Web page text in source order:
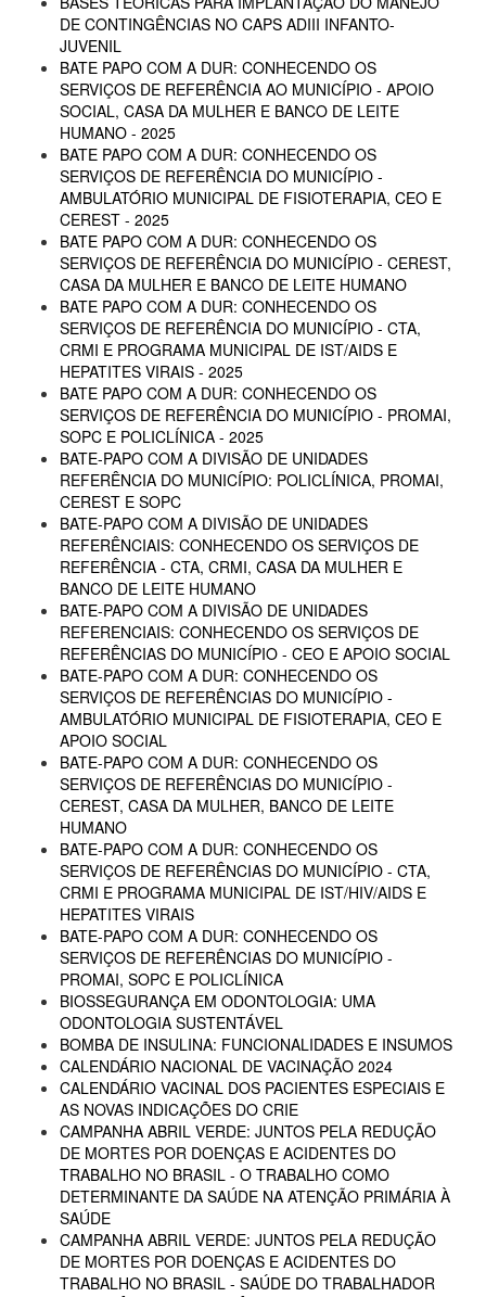
DE CONTINGÊNCIAS NO CAPS ADIII INFANTO-
JUVENIL
BATE PAPO COM A DUR: CONHECENDO OS
SERVIÇOS DE REFERÊNCIA AO MUNICÍPIO - APOIO
SOCIAL, CASA DA MULHER E BANCO DE LEITE
HUMANO - 2025
BATE PAPO COM A DUR: CONHECENDO OS
SERVIÇOS DE REFERÊNCIA DO MUNICÍPIO -
AMBULATÓRIO MUNICIPAL DE FISIOTERAPIA, CEO E
CEREST - 2025
BATE PAPO COM A DUR: CONHECENDO OS
SERVIÇOS DE REFERÊNCIA DO MUNICÍPIO - CEREST,
CASA DA MULHER E BANCO DE LEITE HUMANO
BATE PAPO COM A DUR: CONHECENDO OS
SERVIÇOS DE REFERÊNCIA DO MUNICÍPIO - CTA,
CRMI E PROGRAMA MUNICIPAL DE IST/AIDS E
HEPATITES VIRAIS - 2025
BATE PAPO COM A DUR: CONHECENDO OS
SERVIÇOS DE REFERÊNCIA DO MUNICÍPIO - PROMAI,
SOPC E POLICLÍNICA - 2025
BATE-PAPO COM A DIVISÃO DE UNIDADES
REFERÊNCIA DO MUNICÍPIO: POLICLÍNICA, PROMAI,
CEREST E SOPC
BATE-PAPO COM A DIVISÃO DE UNIDADES
REFERÊNCIAIS: CONHECENDO OS SERVIÇOS DE
REFERÊNCIA - CTA, CRMI, CASA DA MULHER E
BANCO DE LEITE HUMANO
BATE-PAPO COM A DIVISÃO DE UNIDADES
REFERENCIAIS: CONHECENDO OS SERVIÇOS DE
REFERÊNCIAS DO MUNICÍPIO - CEO E APOIO SOCIAL
BATE-PAPO COM A DUR: CONHECENDO OS
SERVIÇOS DE REFERÊNCIAS DO MUNICÍPIO -
AMBULATÓRIO MUNICIPAL DE FISIOTERAPIA, CEO E
APOIO SOCIAL
BATE-PAPO COM A DUR: CONHECENDO OS
SERVIÇOS DE REFERÊNCIAS DO MUNICÍPIO -
CEREST, CASA DA MULHER, BANCO DE LEITE
HUMANO
BATE-PAPO COM A DUR: CONHECENDO OS
SERVIÇOS DE REFERÊNCIAS DO MUNICÍPIO - CTA,
CRMI E PROGRAMA MUNICIPAL DE IST/HIV/AIDS E
HEPATITES VIRAIS
BATE-PAPO COM A DUR: CONHECENDO OS
SERVIÇOS DE REFERÊNCIAS DO MUNICÍPIO -
PROMAI, SOPC E POLICLÍNICA
BIOSSEGURANÇA EM ODONTOLOGIA: UMA
ODONTOLOGIA SUSTENTÁVEL
BOMBA DE INSULINA: FUNCIONALIDADES E INSUMOS
CALENDÁRIO NACIONAL DE VACINAÇÃO 2024
CALENDÁRIO VACINAL DOS PACIENTES ESPECIAIS E
AS NOVAS INDICAÇÕES DO CRIE
CAMPANHA ABRIL VERDE: JUNTOS PELA REDUÇÃO
DE MORTES POR DOENÇAS E ACIDENTES DO
TRABALHO NO BRASIL - O TRABALHO COMO
DETERMINANTE DA SAÚDE NA ATENÇÃO PRIMÁRIA À
SAÚDE
CAMPANHA ABRIL VERDE: JUNTOS PELA REDUÇÃO
DE MORTES POR DOENÇAS E ACIDENTES DO
TRABALHO NO BRASIL - SAÚDE DO TRABALHADOR